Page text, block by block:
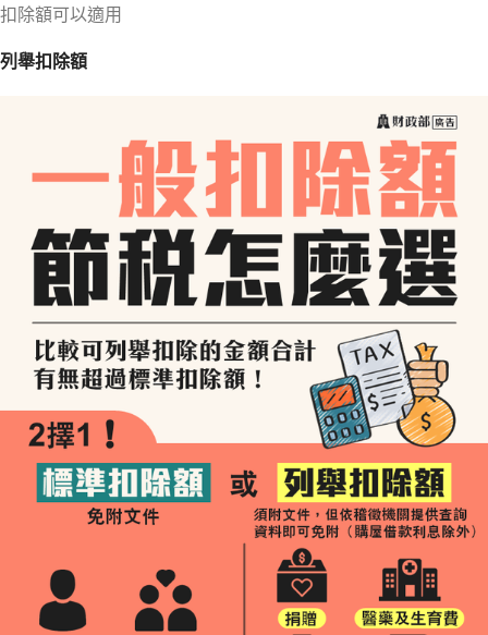
扣除額可以適用
列舉扣除額